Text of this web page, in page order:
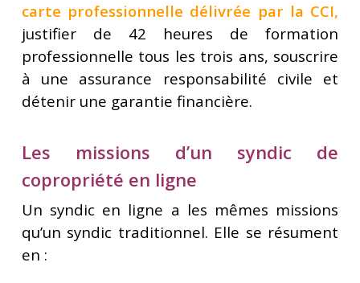
carte professionnelle délivrée par la CCI,
justifier de 42 heures de formation
professionnelle tous les trois ans, souscrire
à une assurance responsabilité civile et
détenir une garantie financière.
Les missions d’un syndic de
copropriété en ligne
Un syndic en ligne a les mêmes missions
qu’un syndic traditionnel. Elle se résument
en :